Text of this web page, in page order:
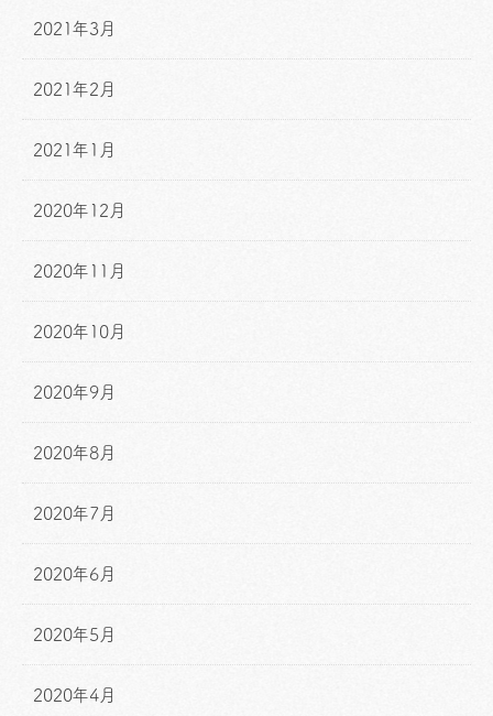
2021年3月
2021年2月
2021年1月
2020年12月
2020年11月
2020年10月
2020年9月
2020年8月
2020年7月
2020年6月
2020年5月
2020年4月